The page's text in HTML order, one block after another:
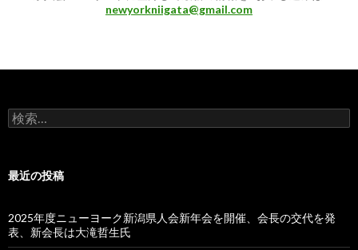
newyorkniigata@gmail.com
検
索:
最近の投稿
2025年度ニューヨーク新潟県人会新年会を開催、会長の交代を発
表、新会長は大滝哲生氏